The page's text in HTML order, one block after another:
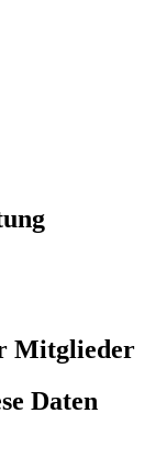
Mitglieder
Daten